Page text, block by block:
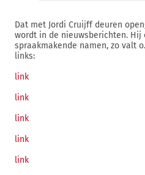
Dat met Jordi Cruijff deuren
wordt in de nieuwsberichten. Hij
spraakmakende namen, zo valt
links:
link
link
link
link
link